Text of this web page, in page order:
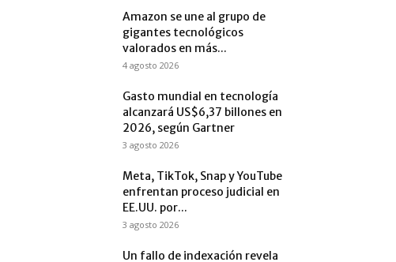
Amazon se une al grupo de
gigantes tecnológicos
valorados en más...
4 agosto 2026
Gasto mundial en tecnología
alcanzará US$6,37 billones en
2026, según Gartner
3 agosto 2026
Meta, TikTok, Snap y YouTube
enfrentan proceso judicial en
EE.UU. por...
3 agosto 2026
Un fallo de indexación revela